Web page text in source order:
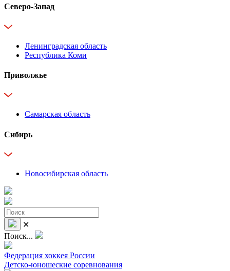
Северо-Запад
Ленинградская область
Республика Коми
Приволжье
Самарская область
Сибирь
Новосибирская область
✕
Поиск...
Федерация хоккея России
Детско-юношеские соревнования